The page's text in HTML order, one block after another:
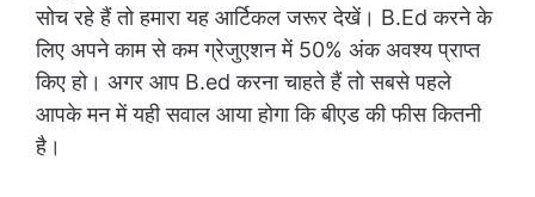
सोच रहे हैं तो हमारा यह आर्टिकल जरूर देखें। B.Ed करने के
लिए अपने काम से कम ग्रेजुएशन में 50% अंक अवश्य प्राप्त
किए हो। अगर आप B.ed करना चाहते हैं तो सबसे पहले
आपके मन में यही सवाल आया होगा कि बीएड की फीस कितनी
है।